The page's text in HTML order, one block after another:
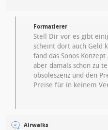
Formatierer
Stell Dir vor es gibt
scheint dort auch Geld
fand das Sonos
aber damals schon zu
obsoleszenz und den
Preise für in keinem
Airwalks